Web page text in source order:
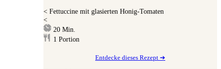
< Fettuccine mit glasierten Honig-Tomaten
<
20Minuten
Min.
1 Portion
Entdecke dieses Rezept ➔